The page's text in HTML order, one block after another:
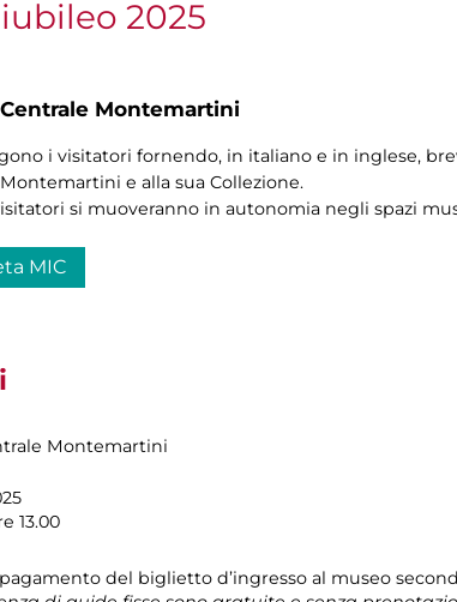
2025
Montemartini
i visitatori fornendo, in italiano e in inglese,
e alla sua Collezione.
si muoveranno in autonomia negli spazi
MIC
Montemartini
13.00
del biglietto d’ingresso al museo